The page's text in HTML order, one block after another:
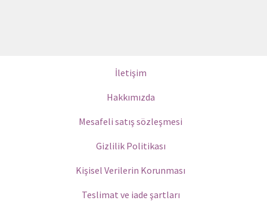
İletişim
Hakkımızda
Mesafeli satış sözleşmesi
Gizlilik Politikası
Kişisel Verilerin Korunması
Teslimat ve iade şartları